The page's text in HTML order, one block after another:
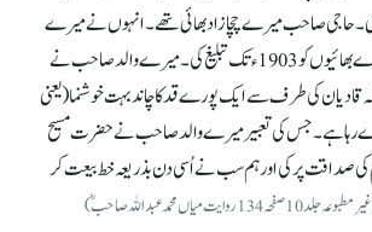
حاجی صاحب میرے چچا زاد بھائی تھے۔ انہوں نے میرے
والد صاحب اور دیگر میرے بھائیوں کو 1903ء تک تبلیغ کی۔ میرے والد صاحب نے
کی طرف سے ایک پورے قد کا چاند بہت خوشنما (یعنی
دے رہا ہے۔ جس کی تعبیر میرے والد صاحب نے حضرت مسیح
کی صداقت پر کی اور ہم سب نے اُسی دن بذریعہ خط بیعت کر
میاں محمد عبداللہ صاحبؓ)